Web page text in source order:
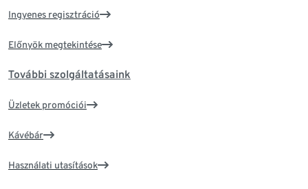
Ingyenes regisztráció
Előnyök megtekintése
További szolgáltatásaink
Üzletek promóciói
Kávébár
Használati utasítások